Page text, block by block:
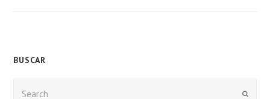
BUSCAR
Enviar